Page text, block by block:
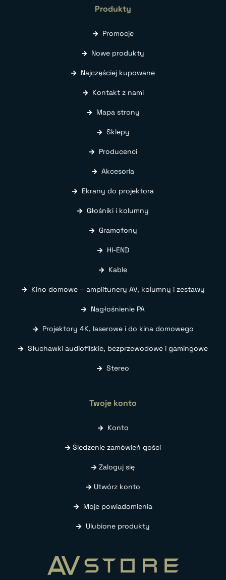
Produkty
Promocje
Nowe produkty
Najczęściej kupowane
Kontakt z nami
Mapa strony
Sklepy
Producenci
Akcesoria
Ekrany do projektora
Głośniki i kolumny
Gramofony
HI-END
Kable
Kino domowe – amplitunery AV, kolumny i zestawy
Nagłośnienie PA
Projektory 4K, laserowe i do kina domowego
Słuchawki audiofilskie, bezprzewodowe i gamingowe
Stereo
Twoje konto
Konto
Śledzenie zamówień gości
Zaloguj się
Utwórz konto
Moje powiadomienia
Ulubione produkty